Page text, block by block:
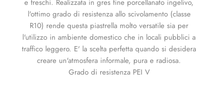
e freschi. Realizzata in gres fine porcellanato ingelivo,
l'ottimo grado di resistenza allo scivolamento (classe
R10) rende questa piastrella molto versatile sia per
l'utilizzo in ambiente domestico che in locali pubblici a
traffico leggero. E' la scelta perfetta quando si desidera
creare un'atmosfera informale, pura e radiosa.
Grado di resistenza PEI V